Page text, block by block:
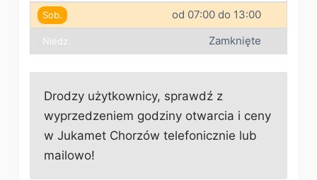
Sob. od 07:00 do 13:00
Niedz. Zamknięte
Drodzy użytkownicy, sprawdź z
wyprzedzeniem godziny otwarcia i ceny
w Jukamet Chorzów telefonicznie lub
mailowo!